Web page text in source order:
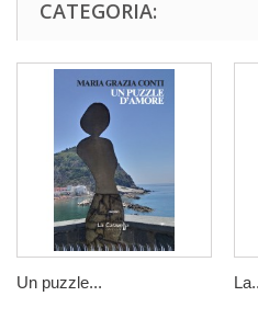
CATEGORIA:
Un puzzle...